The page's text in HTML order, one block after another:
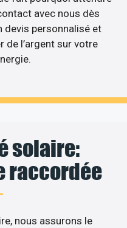
avec nous dès
devis personnalisé et
de l’argent sur votre
solaire:
raccordée
nous assurons le